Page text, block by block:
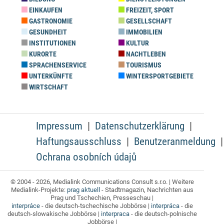
EINKAUFEN
FREIZEIT, SPORT
GASTRONOMIE
GESELLSCHAFT
GESUNDHEIT
IMMOBILIEN
INSTITUTIONEN
KULTUR
KURORTE
NACHTLEBEN
SPRACHENSERVICE
TOURISMUS
UNTERKÜNFTE
WINTERSPORTGEBIETE
WIRTSCHAFT
Impressum
Datenschutzerklärung
Haftungsausschluss
Benutzeranmeldung
Ochrana osobních údajů
© 2004 - 2026, Medialink Communications Consult s.r.o. | Weitere
Medialink-Projekte: prag aktuell - Stadtmagazin, Nachrichten aus
Prag und Tschechien, Presseschau |
interpráce- die deutsch-tschechische Jobbörse | interpráca- die
deutsch-slowakische Jobbörse | interpraca- die deutsch-polnische
Jobbörse |